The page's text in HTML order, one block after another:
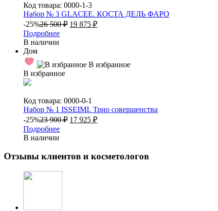
Код товара: 0000-1-3
Набор № 3 GLACEE. КОСТА ДЕЛЬ ФАРО
-25%26 500₽ 19 875 ₽
Подробнее
В наличии
Дом
В избранное
В избранное
Код товара: 0000-0-1
Набор № 1 ISSEIMI. Трио совершенства
-25%23 900₽ 17 925 ₽
Подробнее
В наличии
Отзывы клиентов и косметологов